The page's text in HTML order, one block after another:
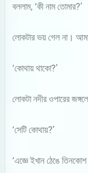
বললাম, ‘কী নাম তোমার?’
লোকটার ভয় গেল না।
‘কোথায় থাকো?’
লোকটা নদীর ওপারের
‘সেটি কোথায়?’
‘এজ্ঞে ইখান ঠেঙে